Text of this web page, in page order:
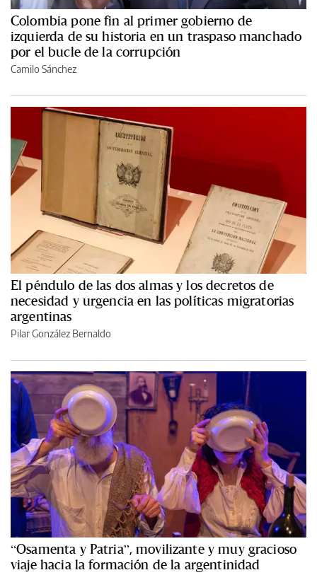
Colombia pone fin al primer gobierno de
izquierda de su historia en un traspaso manchado
por el bucle de la corrupción
Camilo Sánchez
El péndulo de las dos almas y los decretos de
necesidad y urgencia en las políticas migratorias
argentinas
Pilar González Bernaldo
“Osamenta y Patria”, movilizante y muy gracioso
viaje hacia la formación de la argentinidad